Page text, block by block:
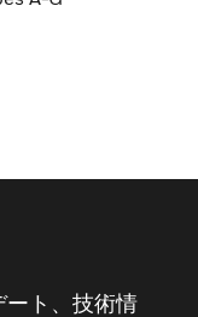
ート、技術情